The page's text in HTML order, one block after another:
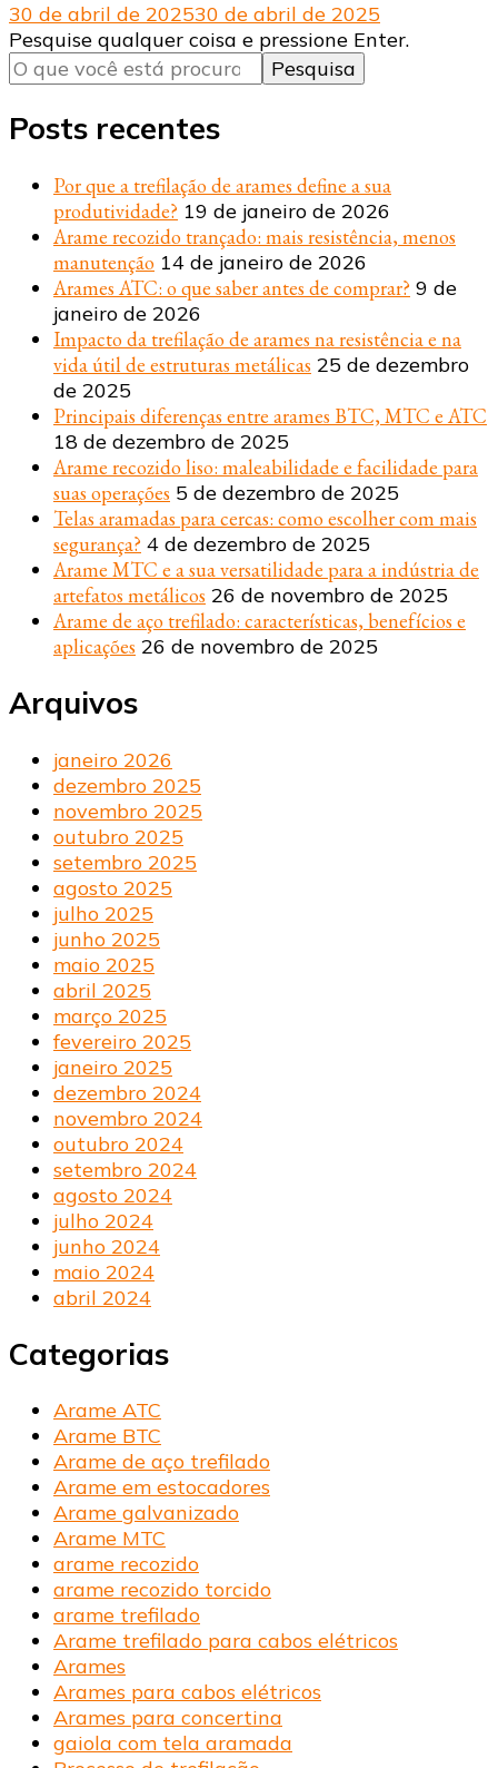
30 de abril de 202530 de abril de 2025
Procurando
algo?
Pesquise qualquer coisa e pressione Enter.
Posts recentes
Por que a trefilação de arames define a sua
produtividade? 19 de janeiro de 2026
Arame recozido trançado: mais resistência, menos
manutenção 14 de janeiro de 2026
Arames ATC: o que saber antes de comprar? 9 de
janeiro de 2026
Impacto da trefilação de arames na resistência e na
vida útil de estruturas metálicas 25 de dezembro
de 2025
Principais diferenças entre arames BTC, MTC e ATC
18 de dezembro de 2025
Arame recozido liso: maleabilidade e facilidade para
suas operações 5 de dezembro de 2025
Telas aramadas para cercas: como escolher com mais
segurança? 4 de dezembro de 2025
Arame MTC e a sua versatilidade para a indústria de
artefatos metálicos 26 de novembro de 2025
Arame de aço trefilado: características, benefícios e
aplicações 26 de novembro de 2025
Arquivos
janeiro 2026
dezembro 2025
novembro 2025
outubro 2025
setembro 2025
agosto 2025
julho 2025
junho 2025
maio 2025
abril 2025
março 2025
fevereiro 2025
janeiro 2025
dezembro 2024
novembro 2024
outubro 2024
setembro 2024
agosto 2024
julho 2024
junho 2024
maio 2024
abril 2024
Categorias
Arame ATC
Arame BTC
Arame de aço trefilado
Arame em estocadores
Arame galvanizado
Arame MTC
arame recozido
arame recozido torcido
arame trefilado
Arame trefilado para cabos elétricos
Arames
Arames para cabos elétricos
Arames para concertina
gaiola com tela aramada